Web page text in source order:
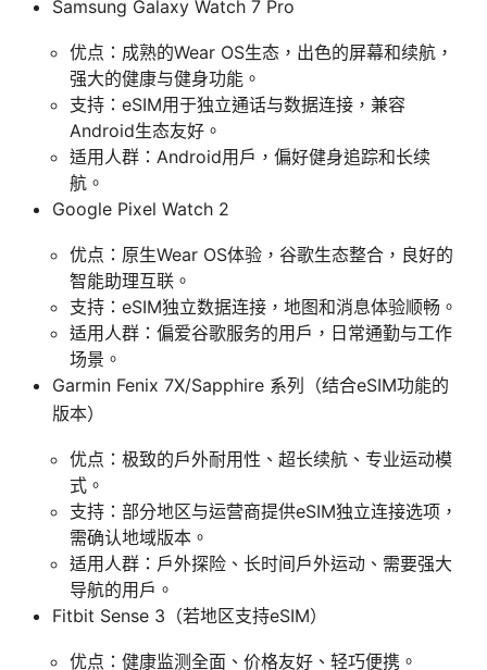
Samsung Galaxy Watch 7 Pro
优点：成熟的Wear OS生态，出色的屏幕和续航，
强大的健康与健身功能。
支持：eSIM用于独立通话与数据连接，兼容
Android生态友好。
适用人群：Android用户，偏好健身追踪和长续
航。
Google Pixel Watch 2
优点：原生Wear OS体验，谷歌生态整合，良好的
智能助理互联。
支持：eSIM独立数据连接，地图和消息体验顺畅。
适用人群：偏爱谷歌服务的用户，日常通勤与工作
场景。
Garmin Fenix 7X/Sapphire 系列（结合eSIM功能的
版本）
优点：极致的户外耐用性、超长续航、专业运动模
式。
支持：部分地区与运营商提供eSIM独立连接选项，
需确认地域版本。
适用人群：户外探险、长时间户外运动、需要强大
导航的用户。
Fitbit Sense 3（若地区支持eSIM）
优点：健康监测全面、价格友好、轻巧便携。